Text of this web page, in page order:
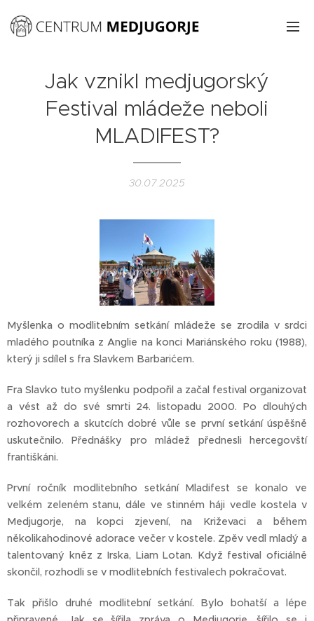
Jak vznikl medjugorský
Festival mládeže neboli
MLADIFEST?
30.07.2025
Myšlenka o modlitebním setkání mládeže se zrodila v srdci
mladého poutníka z Anglie na konci Mariánského roku (1988),
který ji sdílel s fra Slavkem Barbarićem.
Fra Slavko tuto myšlenku podpořil a začal festival organizovat
a vést až do své smrti 24. listopadu 2000. Po dlouhých
rozhovorech a skutcích dobré vůle se první setkání úspěšně
uskutečnilo. Přednášky pro mládež přednesli hercegovští
františkáni.
První ročník modlitebního setkání Mladifest se konalo ve
velkém zeleném stanu, dále ve stinném háji vedle kostela v
Medjugorje, na kopci zjevení, na Križevaci a během
několikahodinové adorace večer v kostele. Zpěv vedl mladý a
talentovaný kněz z Irska, Liam Lotan. Když festival oficiálně
skončil, rozhodli se v modlitebních festivalech pokračovat.
Tak přišlo druhé modlitební setkání. Bylo bohatší a lépe